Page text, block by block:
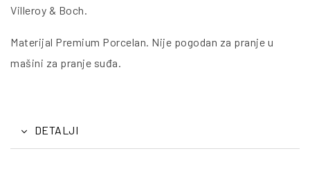
Villeroy & Boch.
Materijal Premium Porcelan. Nije pogodan za pranje u
mašini za pranje suđa.
DETALJI